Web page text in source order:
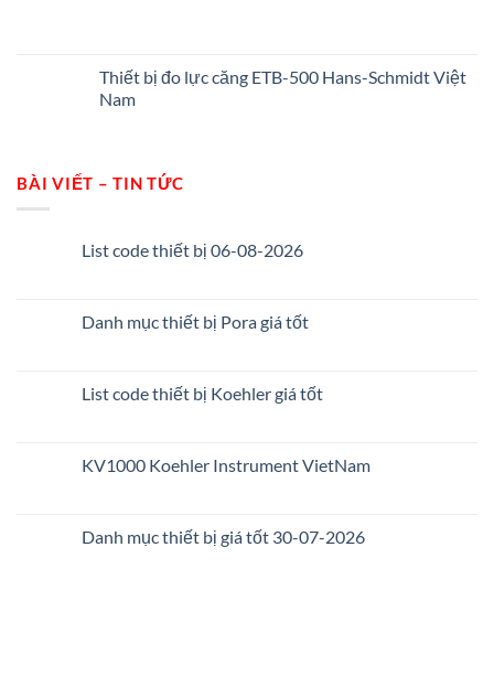
Thiết bị đo lực căng ETB-500 Hans-Schmidt Việt
Nam
BÀI VIẾT – TIN TỨC
List code thiết bị 06-08-2026
Danh mục thiết bị Pora giá tốt
List code thiết bị Koehler giá tốt
KV1000 Koehler Instrument VietNam
Danh mục thiết bị giá tốt 30-07-2026